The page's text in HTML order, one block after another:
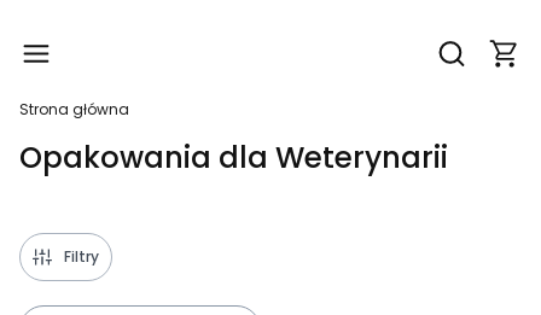
Otwórz
Strona główna
Opakowania dla Weterynarii
Filtry